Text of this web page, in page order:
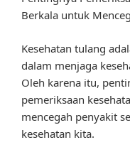
Berkala untuk
Kesehatan tulang
dalam menjaga
Oleh karena itu,
pemeriksaan
mencegah penyakit
kesehatan kita.